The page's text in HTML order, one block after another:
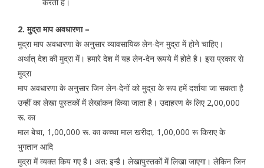
2. मुद्रा माप अवधारणा –
मुद्रा माप अवधारणा के अनुसार व्यावसायिक लेन-देन मुद्रा में होने चाहिए।
अर्थात् देश की मुद्रा में। हमारे देश में यह लेन-देन रूपये में होते है। इस प्रकार से
मुद्रा
माप अवधारणा के अनुसार जिन लेन-देनों को मुद्रा के रूप हमें दर्शाया जा सकता है
उन्हीं का लेखा पुस्तकों में लेखांकन किया जाता है। उदाहरण के लिए 2,00,000
रू. का
माल बेचा, 1,00,000 रू. का कच्चा माल खरीदा, 1,00,000 रू किराए के
भुगतान आदि
मुद्रा में व्यक्त किय गए है। अत: इन्है। लेखापुस्तकों में लिखा जाएगा। लेकिन जिन